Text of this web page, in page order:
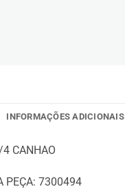
INFORMAÇÕES ADICIONAIS
CANHAO
PEÇA: 7300494